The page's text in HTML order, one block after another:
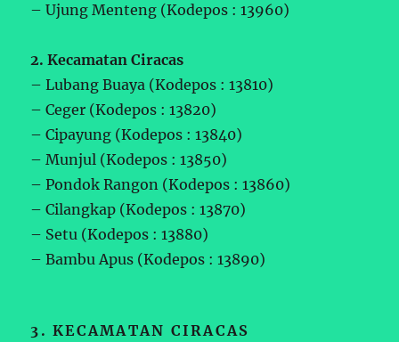
– Ujung Menteng (Kodepos : 13960)
2. Kecamatan Ciracas
– Lubang Buaya (Kodepos : 13810)
– Ceger (Kodepos : 13820)
– Cipayung (Kodepos : 13840)
– Munjul (Kodepos : 13850)
– Pondok Rangon (Kodepos : 13860)
– Cilangkap (Kodepos : 13870)
– Setu (Kodepos : 13880)
– Bambu Apus (Kodepos : 13890)
3. KECAMATAN CIRACAS